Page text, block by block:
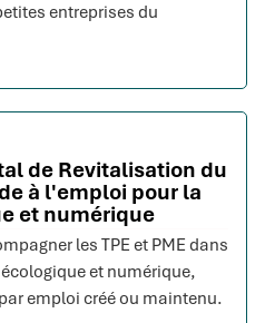
entreprises du
de Revitalisation du
à l'emploi pour la
et numérique
les TPE et PME dans
et numérique,
emploi créé ou maintenu.